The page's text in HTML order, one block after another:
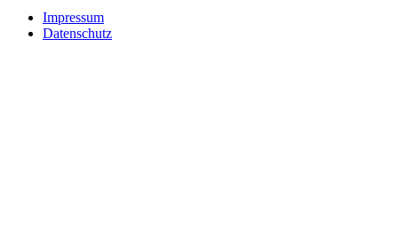
Impressum
Datenschutz